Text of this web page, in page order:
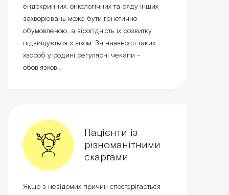
ендокринних, онкологічних та ряду інших
захворювань може бути генетично
обумовленою, а вірогідність їх розвитку
підвищується з віком. За наявності таких
хвороб у родині регулярні чекапи -
обов'язкові.
Пацієнти із
різноманітними
скаргами
Якщо з невідомих причин спостерігається